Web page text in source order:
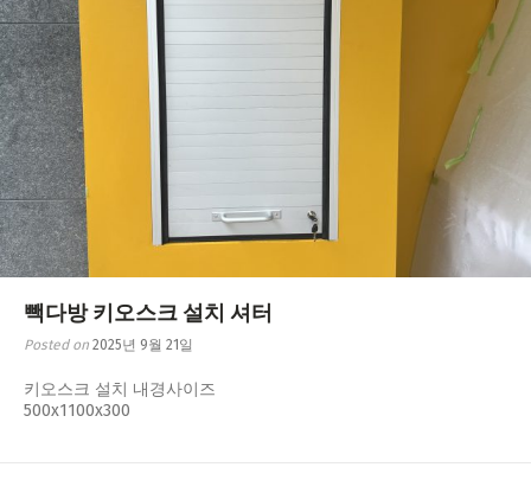
빽다방 키오스크 설치 셔터
Posted on 2025년 9월 21일
키오스크 설치 내경사이즈
500x1100x300